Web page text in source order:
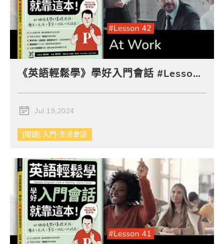
[閱讀] 入門·生活會話
《英語輕鬆學》學好入門會話 #Lesson 42：At Work 上班
Jul.19,2024